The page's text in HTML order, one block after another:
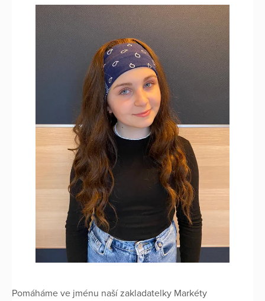
Pomáháme ve jménu naší zakladatelky Markéty